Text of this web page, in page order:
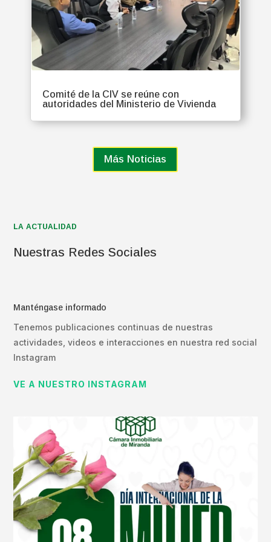
Comité de la CIV se reúne con
autoridades del Ministerio de Vivienda
Más Noticias
LA ACTUALIDAD
Nuestras Redes Sociales
Manténgase informado
Tenemos publicaciones continuas de nuestras
actividades, videos e interacciones en nuestra red social
Instagram
VE A NUESTRO INSTAGRAM